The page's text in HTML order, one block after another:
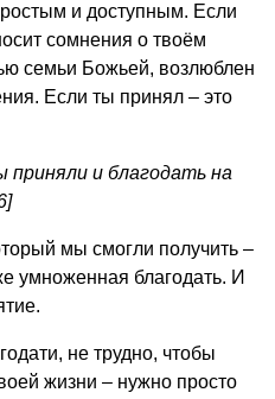
и доступным. Если
сомнения о твоём
семьи Божьей, возлюблен
Если ты принял – это
и благодать на
мы смогли получить –
умноженная благодать. И
не трудно, чтобы
жизни – нужно просто